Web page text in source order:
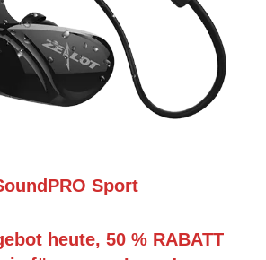
Sport
heute, 50 % RABATT